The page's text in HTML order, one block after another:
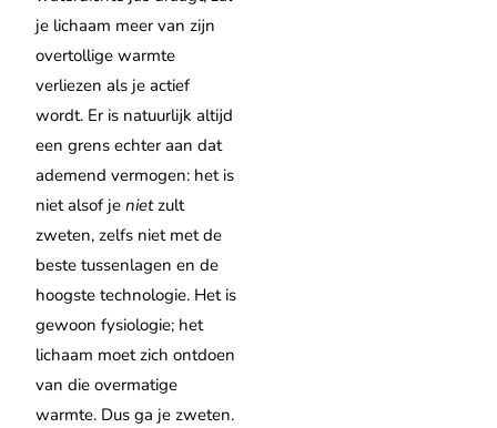
je lichaam meer van zijn
overtollige warmte
verliezen als je actief
wordt. Er is natuurlijk altijd
een grens echter aan dat
ademend vermogen: het is
niet alsof jenietzult
zweten, zelfs niet met de
beste tussenlagen en de
hoogste technologie. Het is
gewoon fysiologie; het
lichaam moet zich ontdoen
van die overmatige
warmte. Dus ga je zweten.